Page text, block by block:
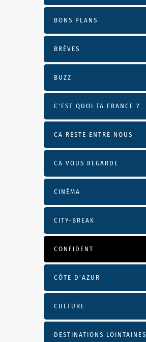
BONS PLANS
BRÈVES
BUZZ
C'EST QUOI TA FRANCE ?
CA RESTE ENTRE NOUS
CA VOUS REGARDE
CINÉMA
CITY-BREAK
CONFIDENT
CÔTE D’AZUR
CULTURE
DESTINATIONS LOINTAINES